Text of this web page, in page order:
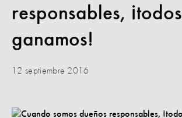
responsables, ¡todos
ganamos!
12 septiembre 2016